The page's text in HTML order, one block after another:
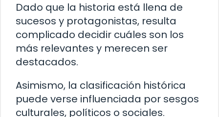
Dado que la historia está llena de
sucesos y protagonistas, resulta
complicado decidir cuáles son los
más relevantes y merecen ser
destacados.
Asimismo, la clasificación histórica
puede verse influenciada por sesgos
culturales, políticos o sociales.